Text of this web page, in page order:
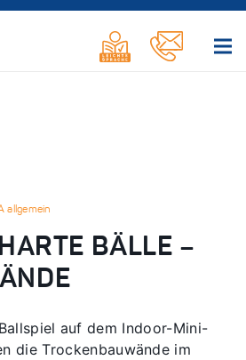
allgemein
BÄLLE –
auf dem Indoor-Mini-
die Trockenbauwände im